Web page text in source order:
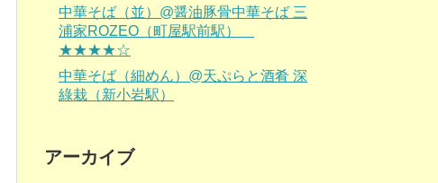
中華そば（並）@醤油豚骨中華そば 三
浦家ROZEO（町屋駅前駅）
★★★★☆
中華そば（細めん）@天ぷらと酒肴 深
綠栽（新小岩駅）
アーカイブ